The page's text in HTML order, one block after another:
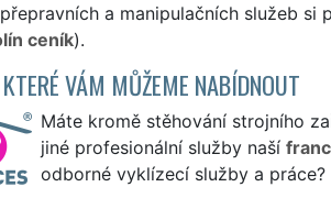
a manipulačních služeb si
ceník).
VÁM MŮŽEME NABÍDNOUT
Máte kromě stěhování strojního
jiné profesionální služby naší
odborné vyklízecí služby a práce?